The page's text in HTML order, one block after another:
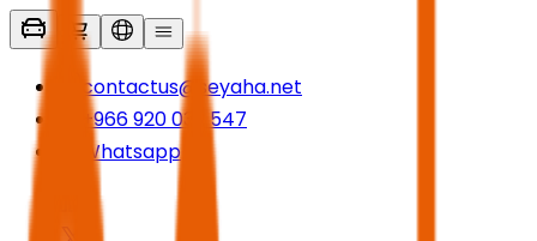
contactus@seyaha.net
+966 920 032 547
Whatsapp